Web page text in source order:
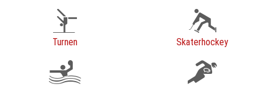
Turnen Skaterhockey